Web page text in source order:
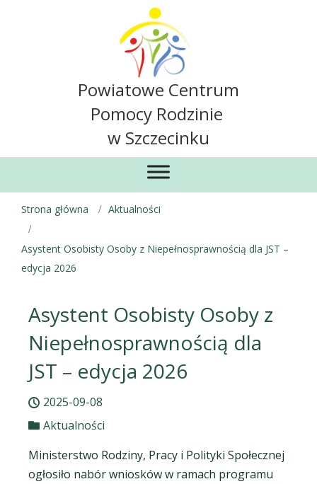
Powiatowe Centrum
Pomocy Rodzinie
w Szczecinku
Strona główna Aktualności
Asystent Osobisty Osoby z Niepełnosprawnością dla JST –
edycja 2026
Asystent Osobisty Osoby z
Niepełnosprawnością dla
JST – edycja 2026
2025-09-08
Aktualności
Ministerstwo Rodziny, Pracy i Polityki Społecznej
ogłosiło nabór wniosków w ramach programu